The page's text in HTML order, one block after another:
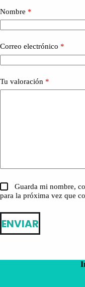
Nombre *
Correo electrónico *
Tu valoración *
Guarda mi nombre,
para la próxima vez que
ENVIAR